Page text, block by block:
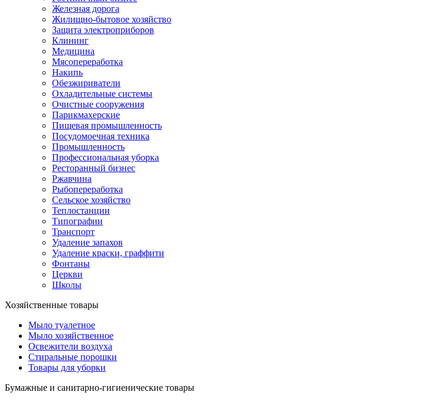
Железная дорога
Жилищно-бытовое хозяйство
Защита электроприборов
Клининг
Медицина
Мясопереработка
Накипь
Обезжириватели
Охладительные системы
Очистные сооружения
Парикмахерские
Пищевая промышленность
Посудомоечная техника
Промышленность
Профессиональная уборка
Ресторанный бизнес
Ржавчина
Рыбопереработка
Сельское хозяйство
Теплостанции
Типографии
Транспорт
Удаление запахов
Удаление краски, граффити
Фонтаны
Церкви
Школы
Хозяйственные товары
Мыло туалетное
Мыло хозяйственное
Освежители воздуха
Стиральные порошки
Товары для уборки
Бумажные и санитарно-гигиенические товары